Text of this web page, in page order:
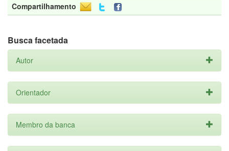
Compartilhamento
Busca facetada
Autor
Orientador
Membro da banca